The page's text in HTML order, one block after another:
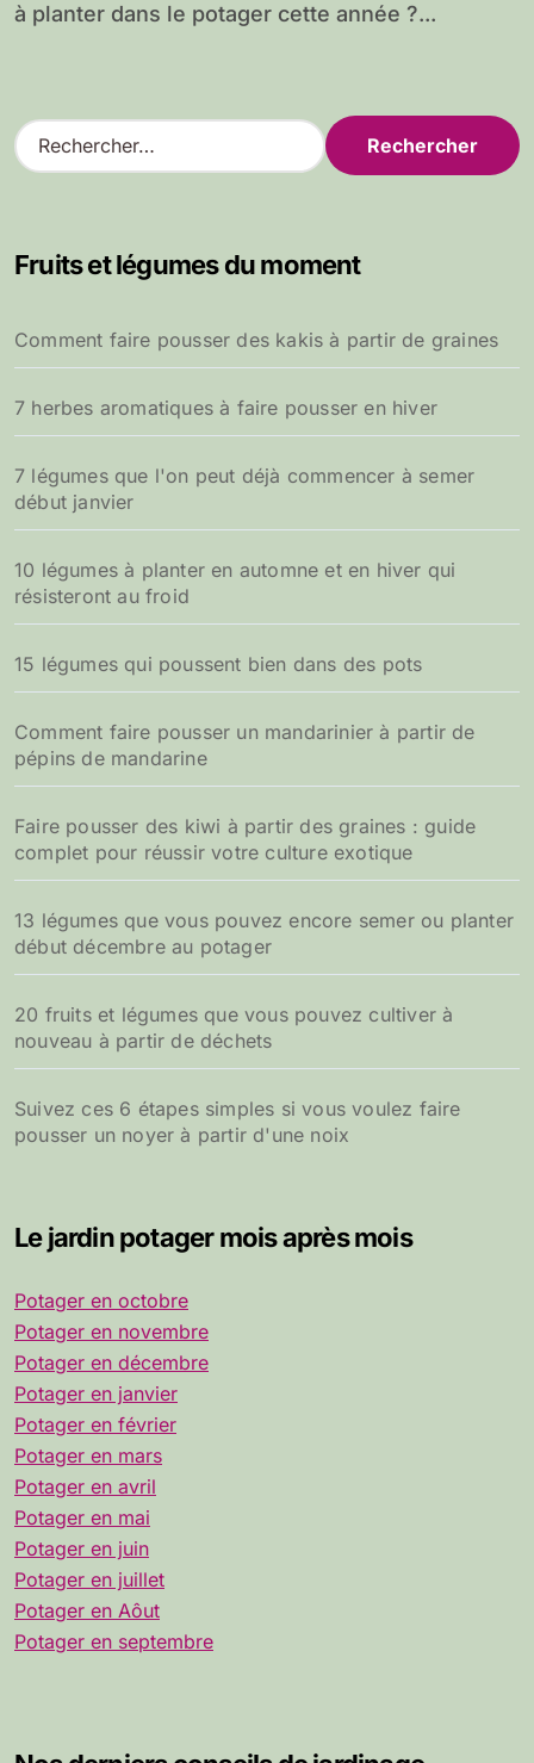
à planter dans le potager cette année ?...
R
e
r
e
r
:
Fruits et légumes du moment
Comment faire pousser des kakis à partir de graines
7 herbes aromatiques à faire pousser en hiver
7 légumes que l'on peut déjà commencer à semer
début janvier
10 légumes à planter en automne et en hiver qui
résisteront au froid
15 légumes qui poussent bien dans des pots
Comment faire pousser un mandarinier à partir de
pépins de mandarine
Faire pousser des kiwi à partir des graines : guide
complet pour réussir votre culture exotique
13 légumes que vous pouvez encore semer ou planter
début décembre au potager
20 fruits et légumes que vous pouvez cultiver à
nouveau à partir de déchets
Suivez ces 6 étapes simples si vous voulez faire
pousser un noyer à partir d'une noix
Le jardin potager mois après mois
Potager en octobre
Potager en novembre
Potager en décembre
Potager en janvier
Potager en février
Potager en mars
Potager en avril
Potager en mai
Potager en juin
Potager en juillet
Potager en Aôut
Potager en septembre